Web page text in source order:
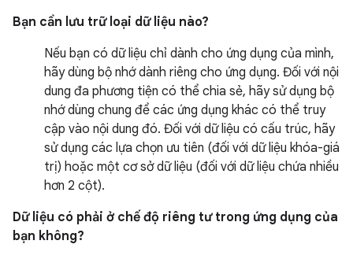
Bạn cần lưu trữ loại dữ liệu nào?
Nếu bạn có dữ liệu chỉ dành cho ứng dụng của mình,
hãy dùng bộ nhớ dành riêng cho ứng dụng. Đối với nội
dung đa phương tiện có thể chia sẻ, hãy sử dụng bộ
nhớ dùng chung để các ứng dụng khác có thể truy
cập vào nội dung đó. Đối với dữ liệu có cấu trúc, hãy
sử dụng các lựa chọn ưu tiên (đối với dữ liệu khóa-giá
trị) hoặc một cơ sở dữ liệu (đối với dữ liệu chứa nhiều
hơn 2 cột).
Dữ liệu có phải ở chế độ riêng tư trong ứng dụng của
bạn không?